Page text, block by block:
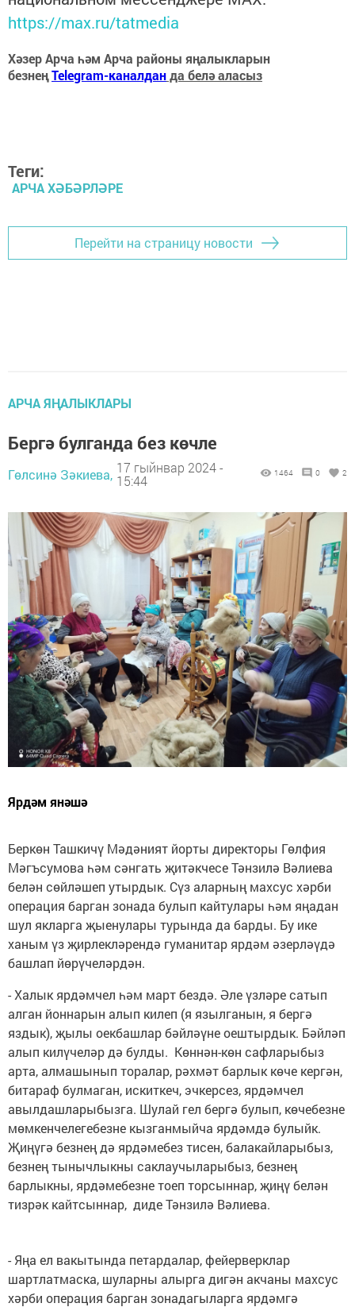
https://max.ru/tatmedia
Хәзер Арча һәм Арча районы яңалыкларын
безнеңTelegram-каналданда белә аласыз
Теги:
АРЧА ХӘБӘРЛӘРЕ
Перейти на страницу новости
АРЧА ЯҢАЛЫКЛАРЫ
Бергә булганда без көчле
Гөлсинә Зәкиева, 17 гыйнвар 2024 -
15:44
1464 0 2
Ярдәм янәшә
Беркөн Ташкичү Мәдәният йорты директоры Гөлфия
Мәгъсумова һәм сәнгать җитәкчесе Тәнзилә Вәлиева
белән сөйләшеп утырдык. Сүз аларның махсус хәрби
операция барган зонада булып кайтулары һәм яңадан
шул якларга җыенулары турында да барды. Бу ике
ханым үз җирлекләрендә гуманитар ярдәм әзерләүдә
башлап йөрүчеләрдән.
- Халык ярдәмчел һәм март бездә. Әле үзләре сатып
алган йоннарын алып килеп (я язылганын, я бергә
яздык), җылы оекбашлар бәйләүне оештырдык. Бәйләп
алып килүчеләр дә булды. Көннән-көн сафларыбыз
арта, алмашынып торалар, рәхмәт барлык көче кергән,
битараф булмаган, искиткеч, эчкерсез, ярдәмчел
авылдашларыбызга. Шулай гел бергә булып, көчебезне
мөмкенчелегебезне кызганмыйча ярдәмдә булыйк.
Җиңүгә безнең дә ярдәмебез тисен, балакайларыбыз,
безнең тынычлыкны саклаучыларыбыз, безнең
барлыкны, ярдәмебезне тоеп торсыннар, җиңү белән
тизрәк кайтсыннар, диде Тәнзилә Вәлиева.
- Яңа ел вакытында петардалар, фейерверклар
шартлатмаска, шуларны алырга дигән акчаны махсус
хәрби операция барган зонадагыларга ярдәмгә